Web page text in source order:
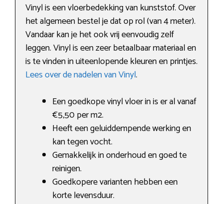
Vinyl is een vloerbedekking van kunststof. Over
het algemeen bestel je dat op rol (van 4 meter).
Vandaar kan je het ook vrij eenvoudig zelf
leggen. Vinyl is een zeer betaalbaar materiaal en
is te vinden in uiteenlopende kleuren en printjes.
Lees over de nadelen van Vinyl.
Een goedkope vinyl vloer in is er al vanaf
€5,50 per m2.
Heeft een geluiddempende werking en
kan tegen vocht.
Gemakkelijk in onderhoud en goed te
reinigen.
Goedkopere varianten hebben een
korte levensduur.